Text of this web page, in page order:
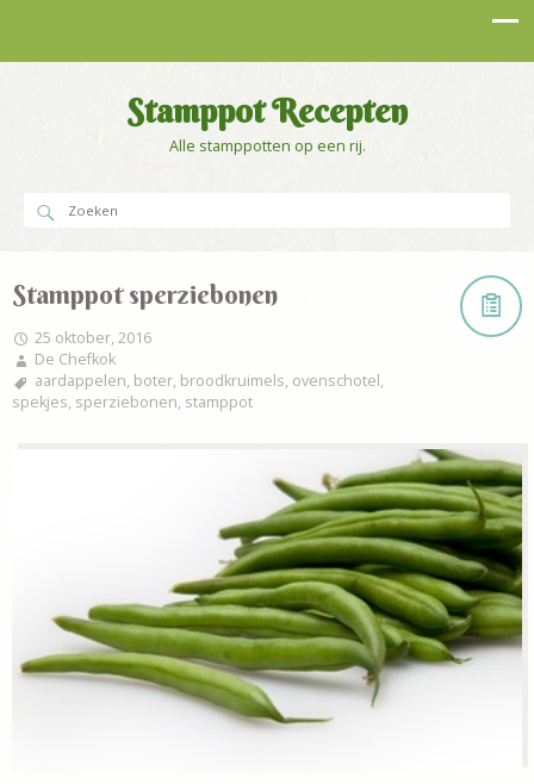
Stamppot Recepten
Alle stamppotten op een rij.
Stamppot sperziebonen
25 oktober, 2016
De Chefkok
aardappelen, boter, broodkruimels, ovenschotel,
spekjes, sperziebonen, stamppot